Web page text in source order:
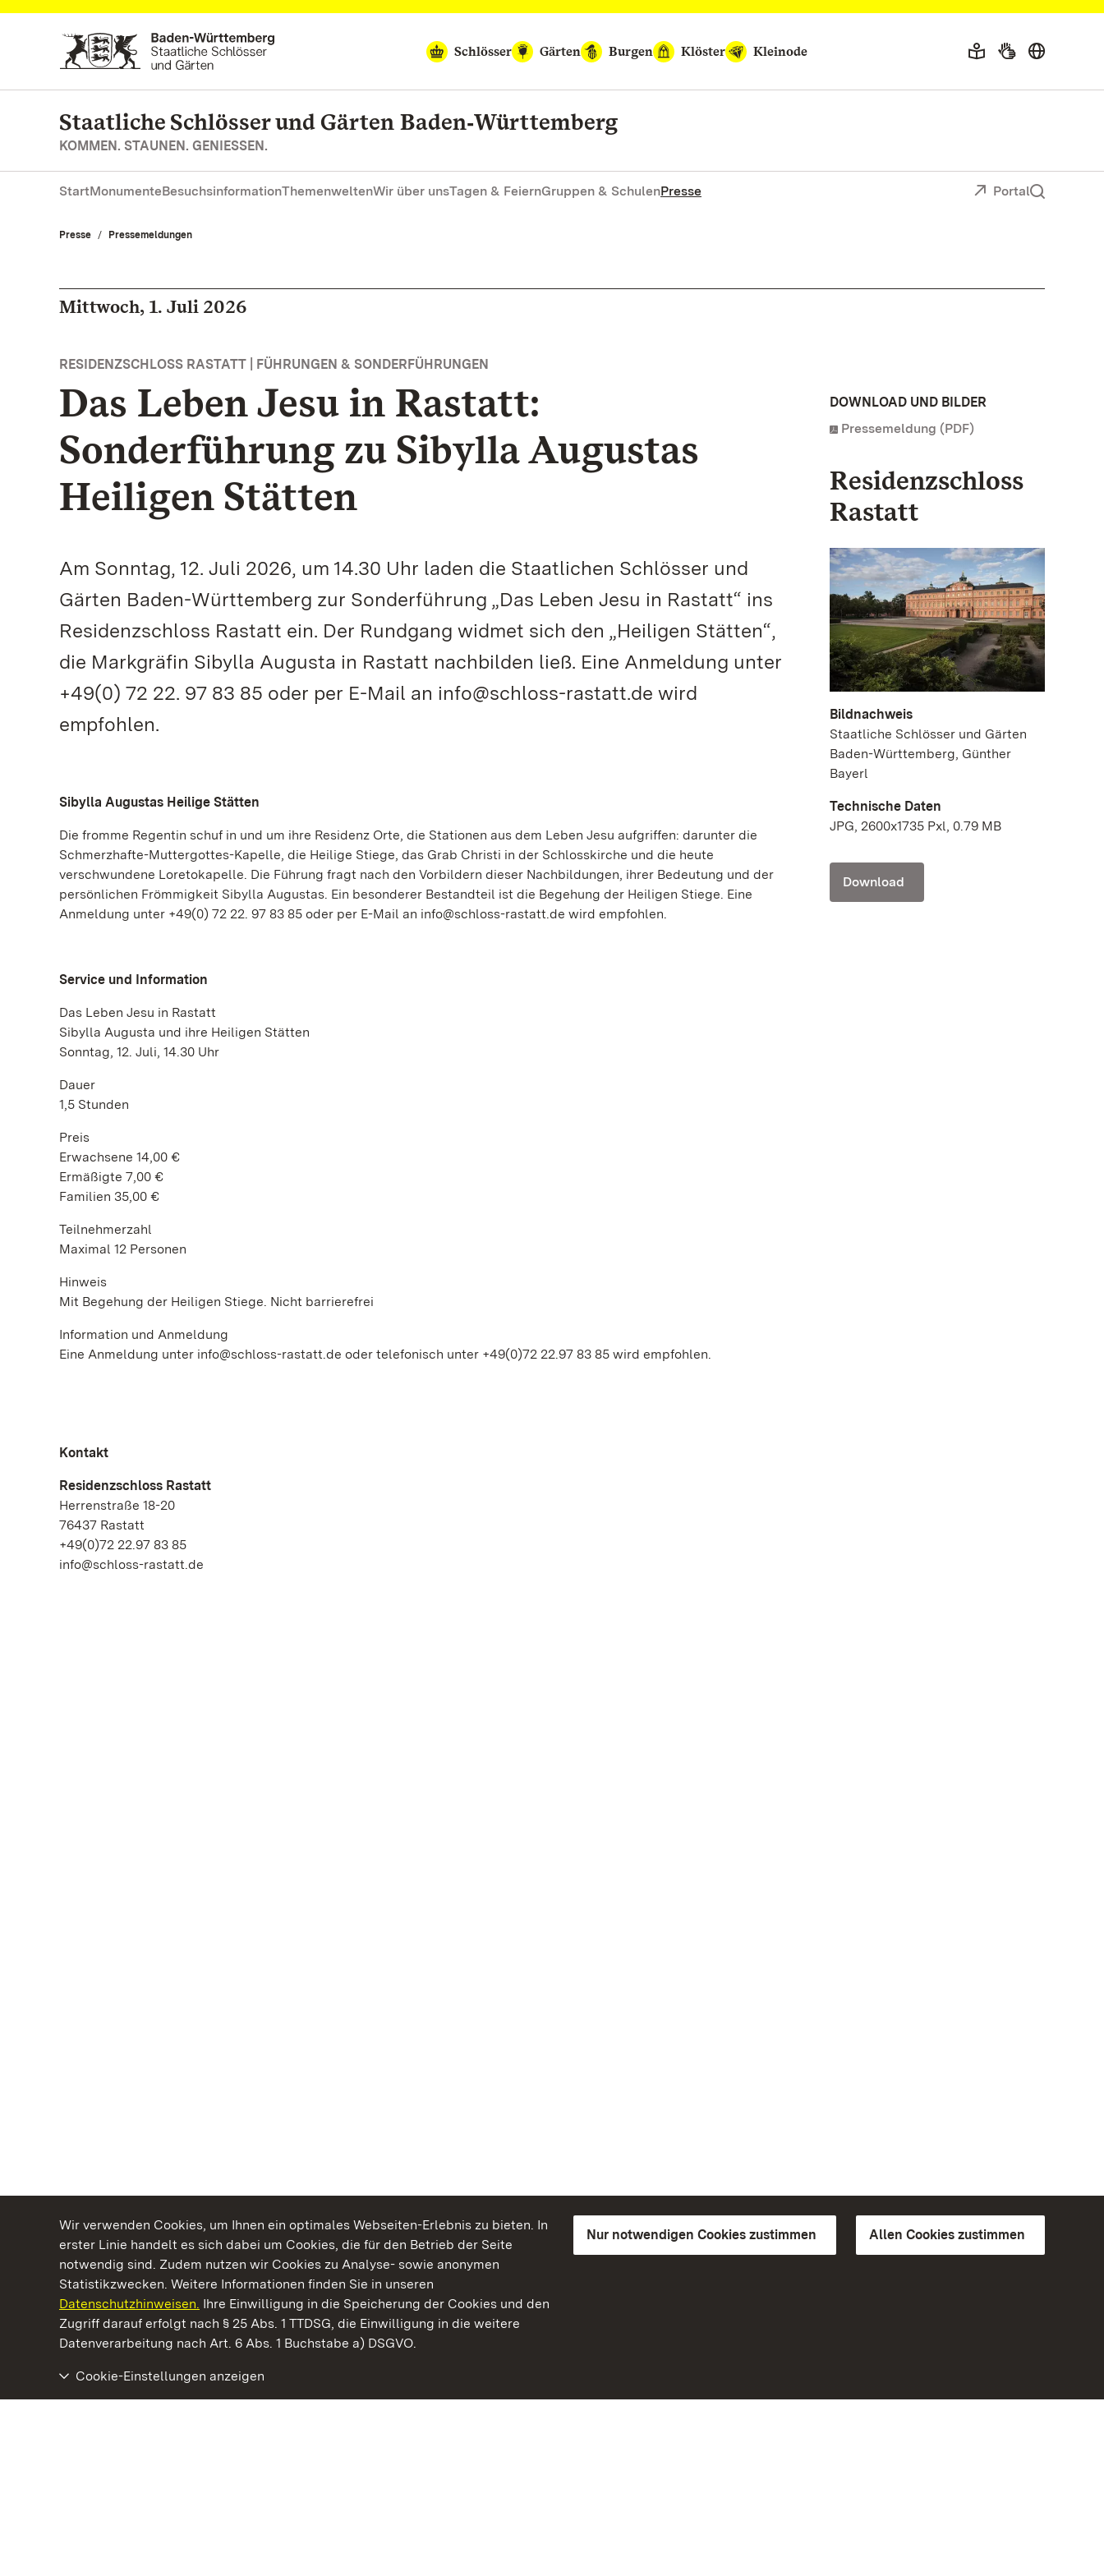
Wir verwenden Cookies, um Ihnen ein optimales Webseiten-Erlebnis zu bieten. In
erster Linie handelt es sich dabei um Cookies, die für den Betrieb der Seite
notwendig sind. Zudem nutzen wir Cookies zu Analyse- sowie anonymen
Statistikzwecken. Weitere Informationen finden Sie in unseren
Datenschutzhinweisen. Ihre Einwilligung in die Speicherung der Cookies und den
Zugriff darauf erfolgt nach § 25 Abs. 1 TTDSG, die Einwilligung in die weitere
Datenverarbeitung nach Art. 6 Abs. 1 Buchstabe a) DSGVO.
Nur notwendigen Cookies zustimmen Allen Cookies zustimmen
Cookie-Einstellungen anzeigen
Zum Hauptinhalt springen
Schlösser
Gärten Burgen Klöster Kleinode
Staatliche Schlösser und Gärten Baden‑Württemberg
KOMMEN. STAUNEN. GENIESSEN.
StartMonumenteBesuchsinformationThemenweltenWir über unsTagen & FeiernGruppen & SchulenPresse Portal
Presse Pressemeldungen
Mittwoch, 1. Juli 2026
RESIDENZSCHLOSS RASTATT | FÜHRUNGEN & SONDERFÜHRUNGEN
Das Leben Jesu in Rastatt:
Sonderführung zu Sibylla Augustas
Heiligen Stätten
Am Sonntag, 12. Juli 2026, um 14.30 Uhr laden die Staatlichen Schlösser und
Gärten Baden-Württemberg zur Sonderführung „Das Leben Jesu in Rastatt“ ins
Residenzschloss Rastatt ein. Der Rundgang widmet sich den „Heiligen Stätten“,
die Markgräfin Sibylla Augusta in Rastatt nachbilden ließ. Eine Anmeldung unter
+49(0) 72 22. 97 83 85 oder per E-Mail an info@schloss-rastatt.de wird
empfohlen.
Sibylla Augustas Heilige Stätten
Die fromme Regentin schuf in und um ihre Residenz Orte, die Stationen aus dem Leben Jesu aufgriffen: darunter die
Schmerzhafte-Muttergottes-Kapelle, die Heilige Stiege, das Grab Christi in der Schlosskirche und die heute
verschwundene Loretokapelle. Die Führung fragt nach den Vorbildern dieser Nachbildungen, ihrer Bedeutung und der
persönlichen Frömmigkeit Sibylla Augustas. Ein besonderer Bestandteil ist die Begehung der Heiligen Stiege. Eine
Anmeldung unter +49(0) 72 22. 97 83 85 oder per E-Mail an info@schloss-rastatt.de wird empfohlen.
Service und Information
Das Leben Jesu in Rastatt
Sibylla Augusta und ihre Heiligen Stätten
Sonntag, 12. Juli, 14.30 Uhr
Dauer
1,5 Stunden
Preis
Erwachsene 14,00 €
Ermäßigte 7,00 €
Familien 35,00 €
Teilnehmerzahl
Maximal 12 Personen
Hinweis
Mit Begehung der Heiligen Stiege. Nicht barrierefrei
Information und Anmeldung
Eine Anmeldung unter info@schloss-rastatt.de oder telefonisch unter +49(0)72 22.97 83 85 wird empfohlen.
Kontakt
Residenzschloss Rastatt
Herrenstraße 18-20
76437 Rastatt
+49(0)72 22.97 83 85
info@schloss-rastatt.de
DOWNLOAD UND BILDER
Pressemeldung (PDF)
Residenzschloss
Rastatt
Bildnachweis
Staatliche Schlösser und Gärten
Baden-Württemberg, Günther
Bayerl
Technische Daten
JPG, 2600x1735 Pxl, 0.79 MB
Download
Kommen. Staunen. Genießen.